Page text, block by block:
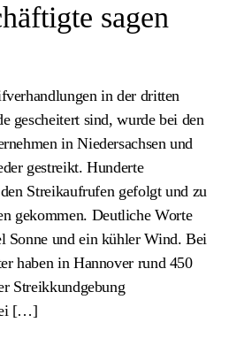
sagen
in der dritten
gescheitert sind, wurde bei den
in Niedersachsen und
gestreikt. Hunderte
Streikaufrufen gefolgt und zu
gekommen. Deutliche Worte
Sonne und ein kühler Wind. Bei
haben in Hannover rund 450
Streikkundgebung
[…]